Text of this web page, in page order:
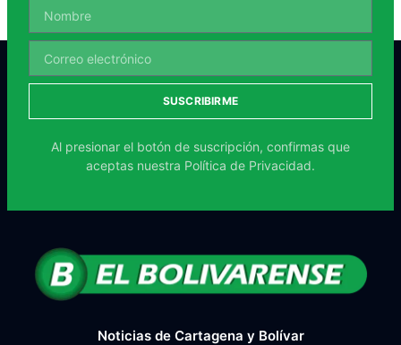
SUSCRIBIRME
Al presionar el botón de suscripción, confirmas que
aceptas nuestra Política de Privacidad.
Noticias de Cartagena y Bolívar